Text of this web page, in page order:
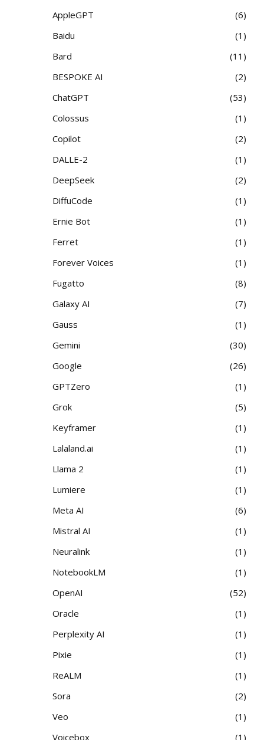
AppleGPT
6
Baidu
1
Bard
11
BESPOKE AI
2
ChatGPT
53
Colossus
1
Copilot
2
DALLE-2
1
DeepSeek
2
DiffuCode
1
Ernie Bot
1
Ferret
1
Forever Voices
1
Fugatto
8
Galaxy AI
7
Gauss
1
Gemini
30
Google
26
GPTZero
1
Grok
5
Keyframer
1
Lalaland.ai
1
Llama 2
1
Lumiere
1
Meta AI
6
Mistral AI
1
Neuralink
1
NotebookLM
1
OpenAI
52
Oracle
1
Perplexity AI
1
Pixie
1
ReALM
1
Sora
2
Veo
1
Voicebox
1